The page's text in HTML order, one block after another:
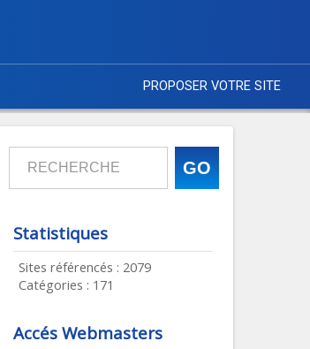
PROPOSER VOTRE SITE
Statistiques
Sites référencés : 2079
Catégories : 171
Accés Webmasters